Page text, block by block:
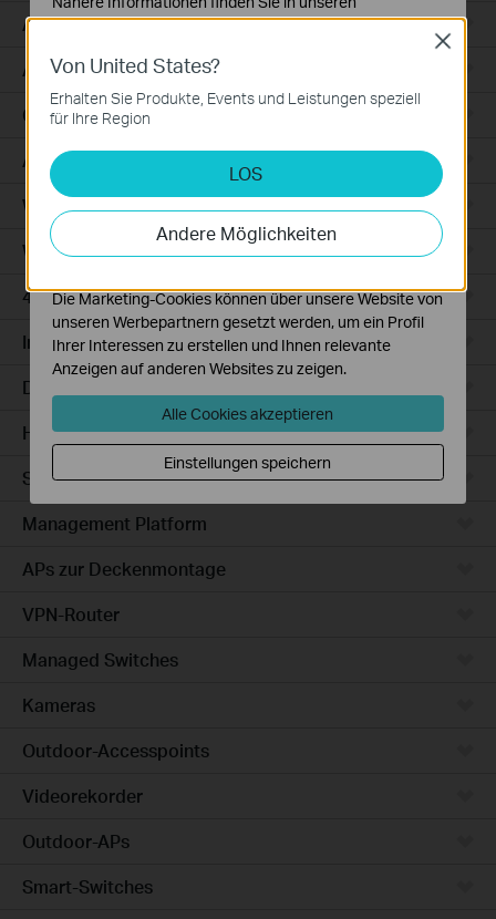
Access
Access Pro
GPON
Agile
Wired Gateways
WiFi Gateways
4G/5G WiFi Gateways
Integrated Gateways
DSL Gateways
Hardware
Software
Management Platform
APs zur Deckenmontage
VPN-Router
Managed Switches
Kameras
Outdoor-Accesspoints
Videorekorder
Outdoor-APs
Smart-Switches
Von United States?
Erhalten Sie Produkte, Events und Leistungen speziell
für Ihre Region
LOS
Andere Möglichkeiten
Close
Datenschutzhinweisen.
Notwendige Cookies
erforderlich und können in Ihren Systemen nicht
Analyse- und Marketing-Cookies
Analyse-Cookies ermöglichen es uns, Ihre Aktivitäten
auf unserer Website zu analysieren, um die
Funktionsweise unserer Website zu verbessern und
Die Marketing-Cookies können über unsere Website von
unseren Werbepartnern gesetzt werden, um ein Profil
Ihrer Interessen zu erstellen und Ihnen relevante
Anzeigen auf anderen Websites zu zeigen.
Alle Cookies akzeptieren
Einstellungen speichern